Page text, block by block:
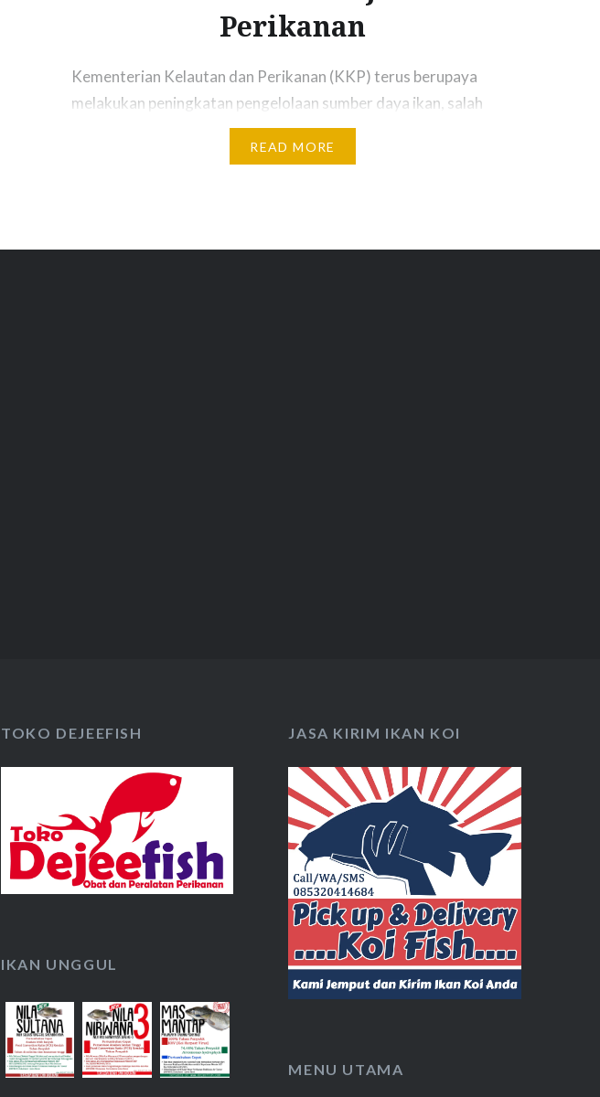
Perikanan
Kementerian Kelautan dan Perikanan (KKP) terus berupaya
melakukan peningkatan pengelolaan sumber daya ikan, salah
satunya melalui kegiatan restocking untuk menambah stok ikan
di perairan umum. Melalui kolaborasi dengan berbagai pihak, kali
READ MORE
TOKO DEJEEFISH JASA KIRIM IKAN KOI
IKAN UNGGUL
MENU UTAMA